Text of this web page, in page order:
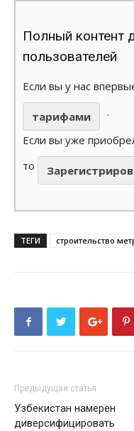
Полный контент
пользователей
Если вы у нас
тарифами
.
Если вы уже
то
ТЕГИ строительство
Предыдущая статья
Узбекистан намерен
диверсифицировать